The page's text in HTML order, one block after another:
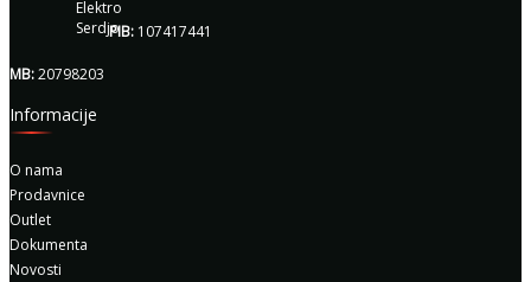
PIB: 107417441
MB:20798203
Informacije
O nama
Prodavnice
Outlet
Dokumenta
Novosti